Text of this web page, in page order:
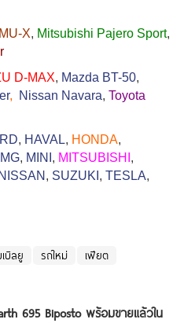
X, Mitsubishi Pajero Sport,
D-MAX, Mazda BT-50,
, Nissan Navara, Toyota
, HAVAL, HONDA,
MG, MINI , MITSUBISHI ,
NISSAN , SUZUKI , TESLA,
บิลยู รถใหม่ เฟียต
695 Biposto พร้อมขายแล้วใน